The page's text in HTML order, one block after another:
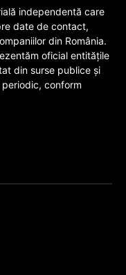
independentă care
date de contact,
din România.
oficial entitățile
din surse publice și
conform